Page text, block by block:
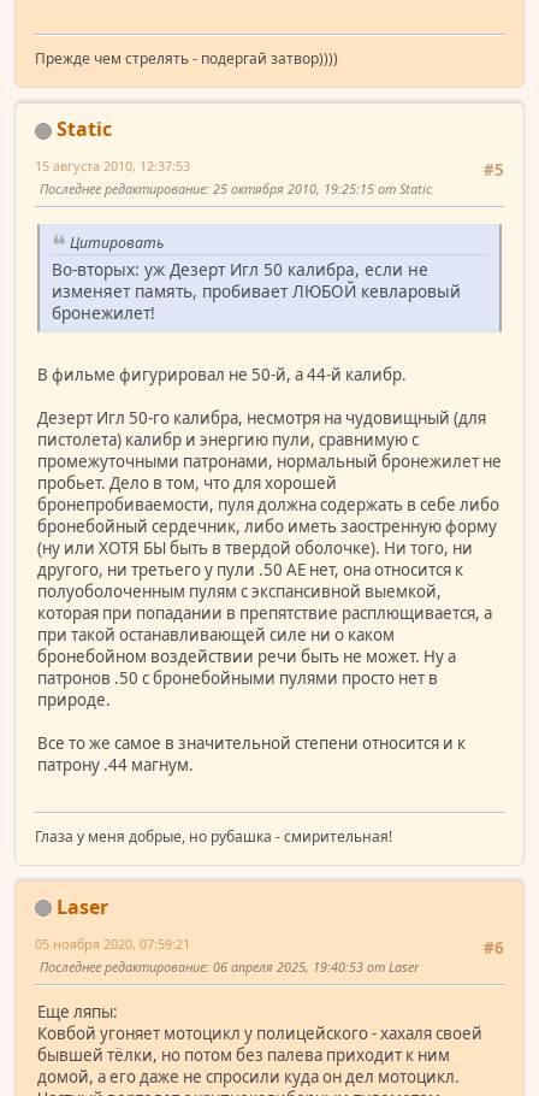
Прежде чем стрелять - подергай затвор))))
Static
#5
15 августа 2010, 12:37:53
Последнее редактирование: 25 октября 2010, 19:25:15 от Static
Цитировать
Во-вторых: уж Дезерт Игл 50 калибра, если не
изменяет память, пробивает ЛЮБОЙ кевларовый
бронежилет!
В фильме фигурировал не 50-й, а 44-й калибр.
Дезерт Игл 50-го калибра, несмотря на чудовищный (для
пистолета) калибр и энергию пули, сравнимую с
промежуточными патронами, нормальный бронежилет не
пробьет. Дело в том, что для хорошей
бронепробиваемости, пуля должна содержать в себе либо
бронебойный сердечник, либо иметь заостренную форму
(ну или ХОТЯ БЫ быть в твердой оболочке). Ни того, ни
другого, ни третьего у пули .50 АЕ нет, она относится к
полуоболоченным пулям с экспансивной выемкой,
которая при попадании в препятствие расплющивается, а
при такой останавливающей силе ни о каком
бронебойном воздействии речи быть не может. Ну а
патронов .50 с бронебойными пулями просто нет в
природе.
Все то же самое в значительной степени относится и к
патрону .44 магнум.
Глаза у меня добрые, но рубашка - смирительная!
Laser
#6
05 ноября 2020, 07:59:21
Последнее редактирование: 06 апреля 2025, 19:40:53 от Laser
Еще ляпы:
Ковбой угоняет мотоцикл у полицейского - хахаля своей
бывшей тёлки, но потом без палева приходит к ним
домой, а его даже не спросили куда он дел мотоцикл.